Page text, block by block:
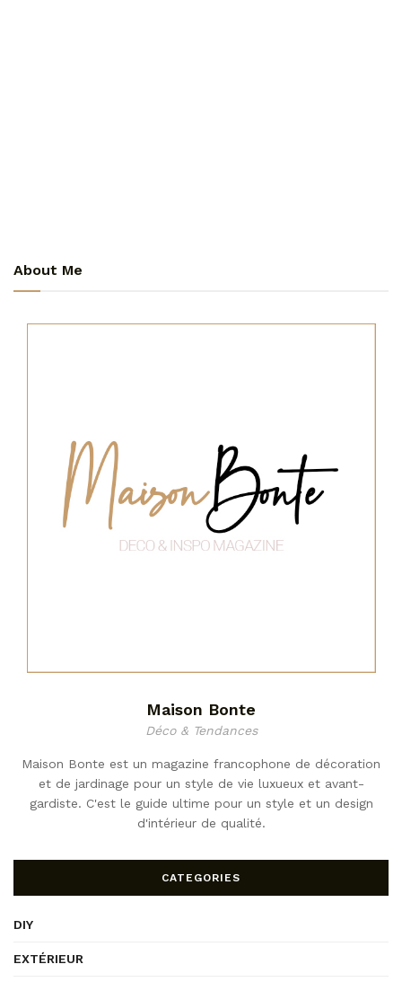
About Me
Maison Bonte
Déco & Tendances
Maison Bonte est un magazine francophone de décoration
et de jardinage pour un style de vie luxueux et avant-
gardiste. C'est le guide ultime pour un style et un design
d'intérieur de qualité.
CATEGORIES
DIY
EXTÉRIEUR